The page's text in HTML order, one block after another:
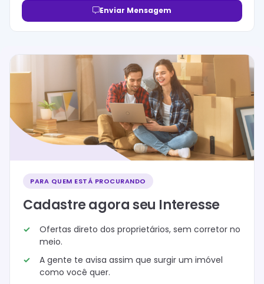
Enviar Mensagem
PARA QUEM ESTÁ PROCURANDO
Cadastre agora seu Interesse
Ofertas direto dos proprietários, sem corretor no
meio.
A gente te avisa assim que surgir um imóvel
como você quer.